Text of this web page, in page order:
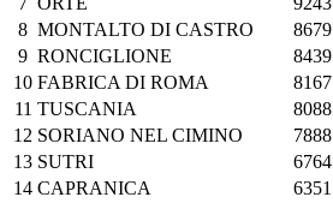
8 MONTALTO DI CASTRO 8679
9 RONCIGLIONE 8439
10 FABRICA DI ROMA 8167
11 TUSCANIA 8088
12 SORIANO NEL CIMINO 7888
13 SUTRI 6764
14 CAPRANICA 6351